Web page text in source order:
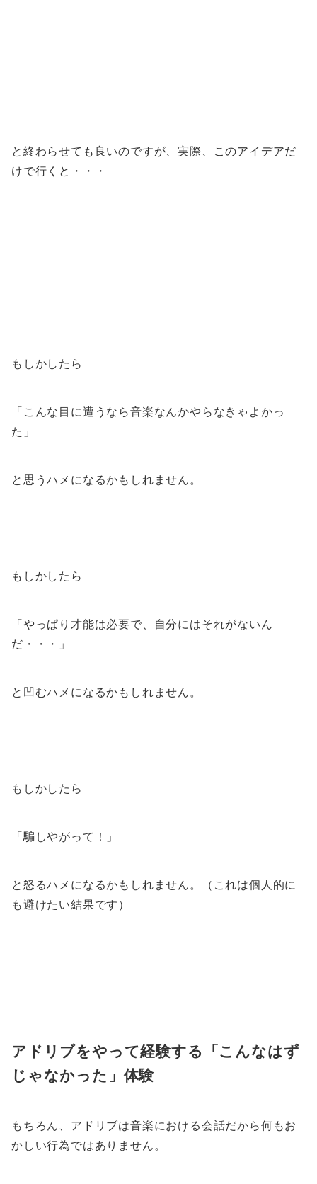
と終わらせても良いのですが、実際、このアイデアだ
けで行くと・・・
もしかしたら
「こんな目に遭うなら音楽なんかやらなきゃよかっ
た」
と思うハメになるかもしれません。
もしかしたら
「やっぱり才能は必要で、自分にはそれがないん
だ・・・」
と凹むハメになるかもしれません。
もしかしたら
「騙しやがって！」
と怒るハメになるかもしれません。（これは個人的に
も避けたい結果です）
アドリブをやって経験する「こんなはず
じゃなかった」体験
もちろん、アドリブは音楽における会話だから何もお
かしい行為ではありません。